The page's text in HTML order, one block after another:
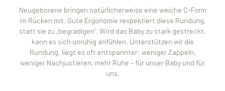
Neugeborene bringen natürlicherweise eine weiche C-Form
im Rücken mit. Gute Ergonomie respektiert diese Rundung,
statt sie zu „begradigen“. Wird das Baby zu stark gestreckt,
kann es sich unruhig anfühlen. Unterstützen wir die
Rundung, liegt es oft entspannter: weniger Zappeln,
weniger Nachjustieren, mehr Ruhe – für unser Baby und für
uns.